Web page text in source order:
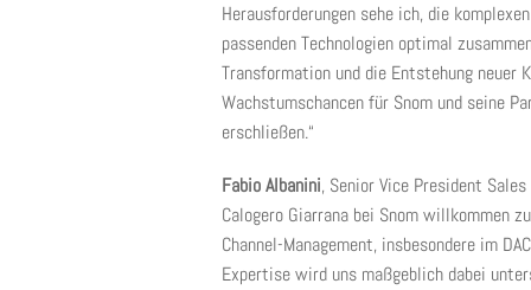
Herausforderungen sehe ich, die
passenden Technologien optimal
Transformation und die Entstehung neuer
Wachstumschancen für Snom und seine
erschließen.“
Fabio Albanini, Senior Vice President
Calogero Giarrana bei Snom willkommen
Channel-Management, insbesondere im
Expertise wird uns maßgeblich dabei